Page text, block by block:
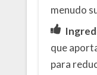
menudo
que
para